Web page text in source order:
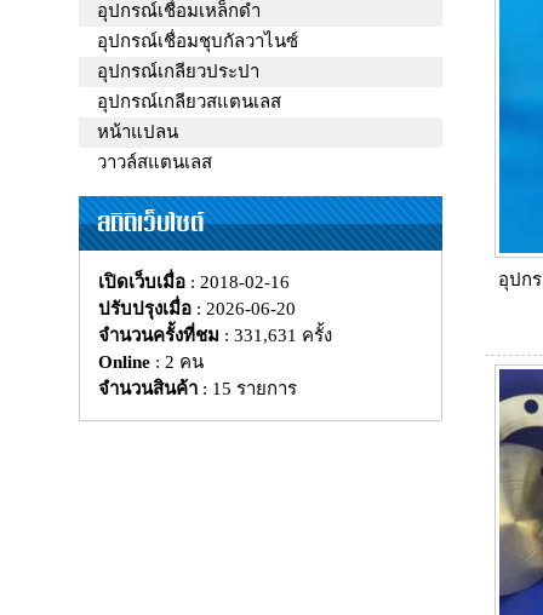
อุปกรณ์เชื่อมเหล็กดำ
อุปกรณ์เชื่อมชุบกัลวาไนซ์
อุปกรณ์เกลียวประปา
อุปกรณ์เกลียวสแตนเลส
หน้าแปลน
วาวล์สแตนเลส
สถิติเว็บไซต์
เปิดเว็บเมื่อ : 2018-02-16
ปรับปรุงเมื่อ : 2026-06-20
จำนวนครั้งที่ชม : 331,631 ครั้ง
Online : 2 คน
จำนวนสินค้า : 15 รายการ
อุปก